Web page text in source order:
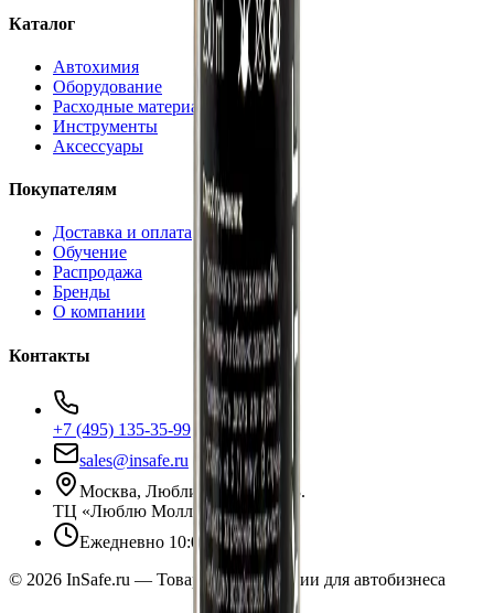
Каталог
Автохимия
Оборудование
Расходные материалы
Инструменты
Аксессуары
Покупателям
Доставка и оплата
Обучение
Распродажа
Бренды
О компании
Контакты
+7 (495) 135-35-99
sales@insafe.ru
Москва, Люблинская ул., 153.
ТЦ «Люблю Молл», -1 уровень
Ежедневно 10:00 — 19:00
© 2026 InSafe.ru — Товары и технологии для автобизнеса